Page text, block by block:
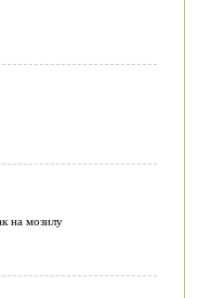
на мозилу